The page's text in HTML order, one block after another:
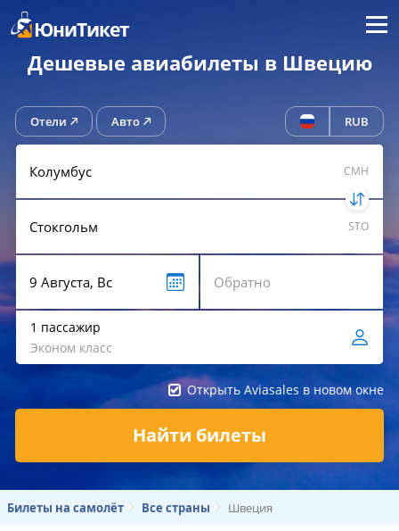
ЮниТикет Меню
Дешевые авиабилеты в Швецию
Отели Авто RUB
CMH
STO
1 пассажир
Эконом класс
Открыть Aviasales в новом окне
Найти билеты
Билеты на самолёт Все страны Швеция